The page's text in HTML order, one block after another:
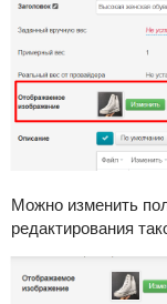
Можно изменить
редактирования